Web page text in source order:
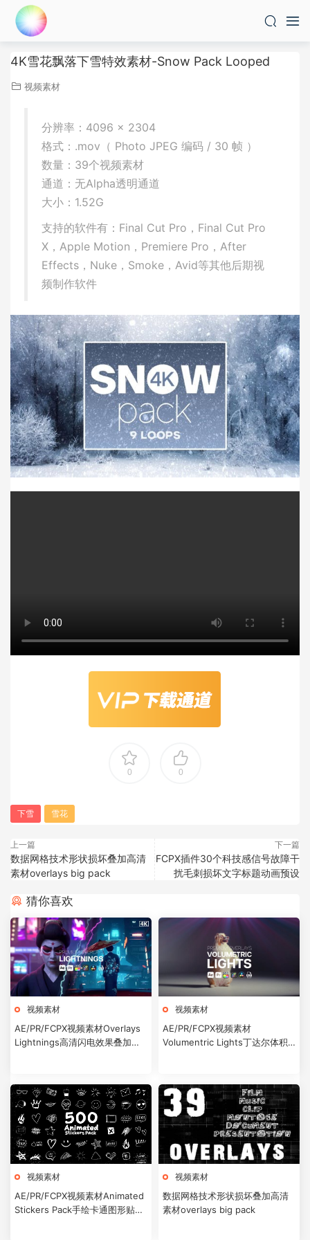
4K雪花飘落下雪特效素材-Snow Pack Looped
视频素材
分辨率：4096 × 2304
格式：.mov（ Photo JPEG 编码 / 30 帧 ）
数量：39个视频素材
通道：无Alpha透明通道
大小：1.52G
支持的软件有：Final Cut Pro，Final Cut Pro
X，Apple Motion，Premiere Pro，After
Effects，Nuke，Smoke，Avid等其他后期视
频制作软件
0 0
下雪 雪花
上一篇
数据网格技术形状损坏叠加高清
素材overlays big pack
下一篇
FCPX插件30个科技感信号故障干
扰毛刺损坏文字标题动画预设
猜你喜欢
视频素材
AE/PR/FCPX视频素材Overlays
Lightnings高清闪电效果叠加素
视频素材
AE/PR/FCPX视频素材
Volumentric Lights丁达尔体积
视频素材
AE/PR/FCPX视频素材Animated
Stickers Pack手绘卡通图形贴纸
视频素材
数据网格技术形状损坏叠加高清
素材overlays big pack